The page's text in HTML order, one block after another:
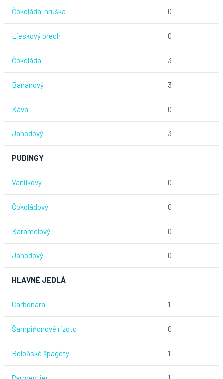
Čokoláda-hruška 0
Lieskový orech 0
Čokoláda 3
Banánový 3
Káva 0
Jahodový 3
PUDINGY
Vanilkový 0
Čokoládový 0
Karamelový 0
Jahodový 0
HLAVNÉ JEDLÁ
Carbonara 1
Šampiňonové rizoto 0
Boloňské špagety 1